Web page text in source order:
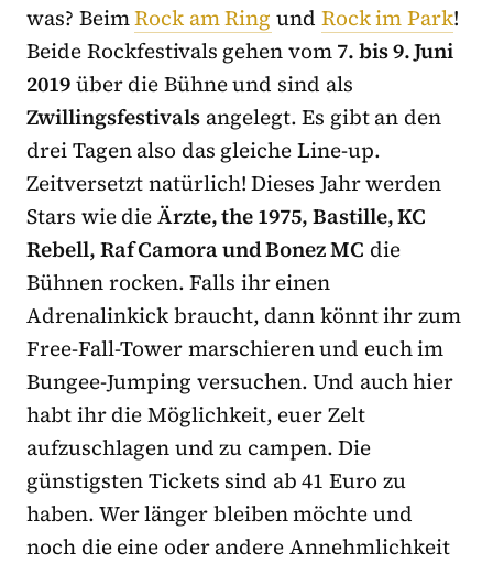
was? BeimRock am Ring und Rock im Park!
Beide Rockfestivals gehen vom7. bis 9. Juni
2019über die Bühne und sind als
Zwillingsfestivals angelegt. Es gibt an den
drei Tagen also das gleiche Line-up.
Zeitversetzt natürlich! Dieses Jahr werden
Stars wie dieÄrzte, the 1975, Bastille, KC
Rebell, Raf Camora und Bonez MC die
Bühnen rocken. Falls ihr einen
Adrenalinkick braucht, dann könnt ihr zum
Free-Fall-Tower marschieren und euch im
Bungee-Jumping versuchen. Und auch hier
habt ihr die Möglichkeit, euer Zelt
aufzuschlagen und zu campen. Die
günstigsten Tickets sind ab 41 Euro zu
haben. Wer länger bleiben möchte und
noch die eine oder andere Annehmlichkeit